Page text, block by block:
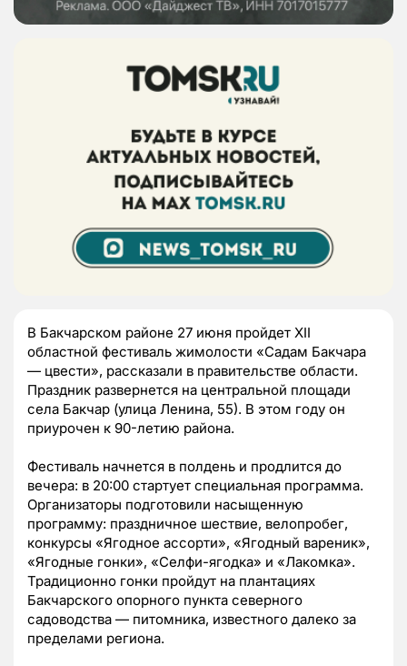
В Бакчарском районе 27 июня пройдет XII
областной фестиваль жимолости «Садам Бакчара
— цвести», рассказали в правительстве области.
Праздник развернется на центральной площади
села Бакчар (улица Ленина, 55). В этом году он
приурочен к 90-летию района.
Фестиваль начнется в полдень и продлится до
вечера: в 20:00 стартует специальная программа.
Организаторы подготовили насыщенную
программу: праздничное шествие, велопробег,
конкурсы «Ягодное ассорти», «Ягодный вареник»,
«Ягодные гонки», «Селфи-ягодка» и «Лакомка».
Традиционно гонки пройдут на плантациях
Бакчарского опорного пункта северного
садоводства — питомника, известного далеко за
пределами региона.